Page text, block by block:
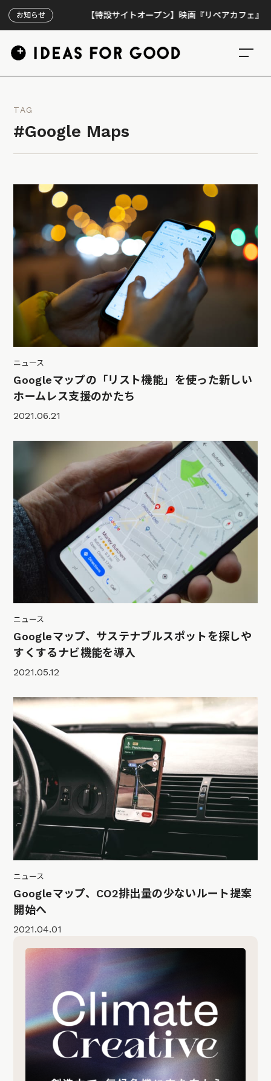
お知らせ 【特設サイトオープン】映画『リペアカフェ』、上映
TAG
#Google Maps
ニュース
Googleマップの「リスト機能」を使った新しい
ホームレス支援のかたち
2021.06.21
ニュース
Googleマップ、サステナブルスポットを探しや
すくするナビ機能を導入
2021.05.12
ニュース
Googleマップ、CO2排出量の少ないルート提案
開始へ
2021.04.01